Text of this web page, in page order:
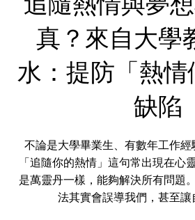
真？來自大學
水：提防「熱情
缺陷
不論是大學畢業生、有數年工作經
「追隨你的熱情」這句常出現在心
是萬靈丹一樣，能夠解決所有問題
法其實會誤導我們，甚至讓